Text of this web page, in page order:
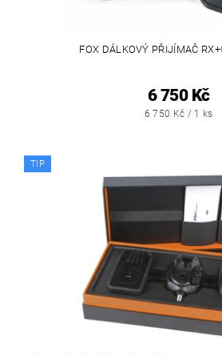
FOX DÁLKOVÝ PŘIJÍMAČ
6 750 Kč
6 750 Kč / 1 ks
TIP